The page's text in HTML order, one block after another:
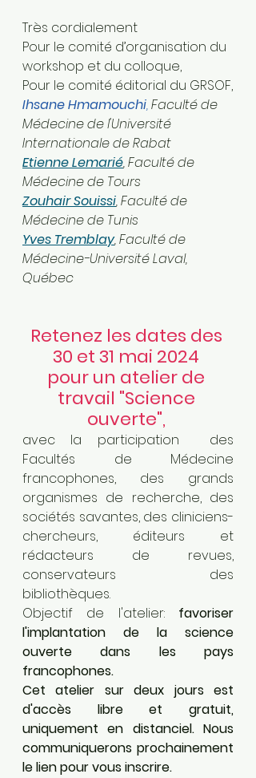
Très cordialement
Pour le comité d’organisation du
workshop et du colloque,
Pour le comité éditorial du GRSOF,
Ihsane Hmamouchi, Faculté de
Médecine de l'Université
Internationale de Rabat
Etienne Lemarié, Faculté de
Médecine de Tours
Zouhair Souissi, Faculté de
Médecine de Tunis
Yves Tremblay, Faculté de
Médecine-Université Laval,
Québec
Retenez les dates des
30 et 31 mai 2024
pour un atelier de
travail "Science
ouverte",
avec la participation  des
Facultés de Médecine
francophones, des grands
organismes de recherche, des
sociétés savantes, des cliniciens-
chercheurs, éditeurs et
rédacteurs de revues,
conservateurs des
bibliothèques.
Objectif de l'atelier: favoriser
l'implantation de la science
ouverte dans les pays
francophones.
Cet atelier sur deux jours est
d'accès libre et gratuit,
uniquement en distanciel. Nous
communiquerons prochainement
le lien pour vous inscrire.